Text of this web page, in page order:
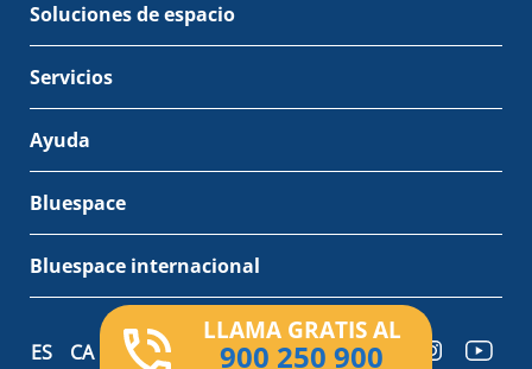
LLAMA GRATIS AL
900 250 900
Soluciones de espacio
Servicios
Ayuda
Bluespace
Bluespace internacional
ES CA EN